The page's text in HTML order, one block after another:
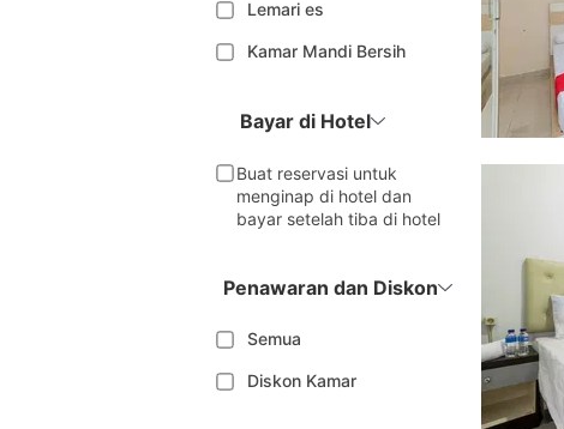
Lemari es
Kamar Mandi Bersih
Bayar di Hotel
Buat reservasi untuk
menginap di hotel dan
bayar setelah tiba di hotel
Penawaran dan Diskon
Semua
Diskon Kamar